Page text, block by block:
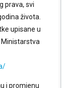
prava, svi
života.
upisane u
i promjenu